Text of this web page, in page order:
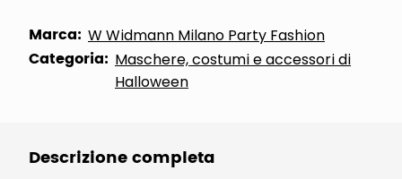
Marca: W Widmann Milano Party Fashion
Categoria: Maschere, costumi e accessori di
Halloween
Descrizione completa